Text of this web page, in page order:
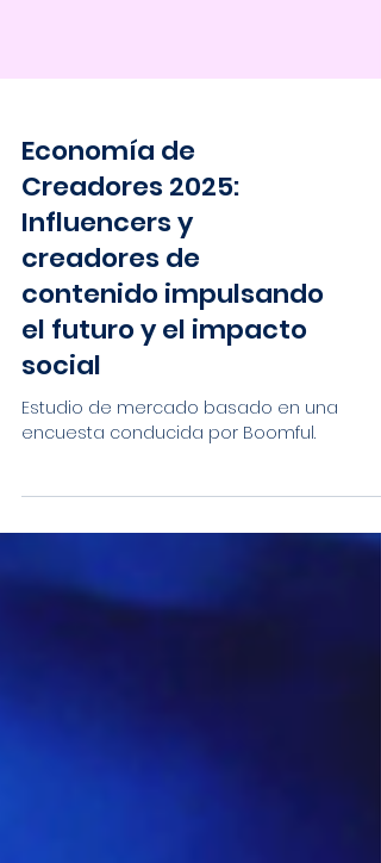
Economía de
Creadores 2025:
Influencers y
creadores de
contenido impulsando
el futuro y el impacto
social